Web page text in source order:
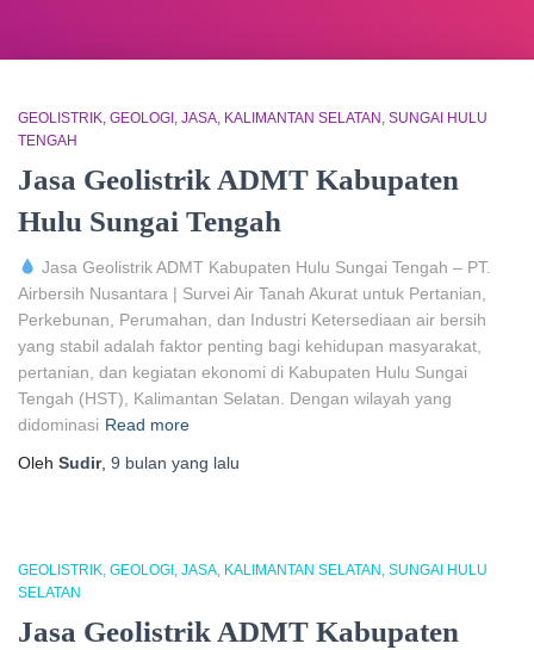
GEOLISTRIK GEOLOGI JASA KALIMANTAN SELATAN SUNGAI HULU
TENGAH
Jasa Geolistrik ADMT Kabupaten
Hulu Sungai Tengah
Jasa Geolistrik ADMT Kabupaten Hulu Sungai Tengah – PT.
Airbersih Nusantara | Survei Air Tanah Akurat untuk Pertanian,
Perkebunan, Perumahan, dan Industri Ketersediaan air bersih
yang stabil adalah faktor penting bagi kehidupan masyarakat,
pertanian, dan kegiatan ekonomi di Kabupaten Hulu Sungai
Tengah (HST), Kalimantan Selatan. Dengan wilayah yang
didominasi Read more
Oleh Sudir, 9 bulan yang lalu
GEOLISTRIK GEOLOGI JASA KALIMANTAN SELATAN SUNGAI HULU
SELATAN
Jasa Geolistrik ADMT Kabupaten